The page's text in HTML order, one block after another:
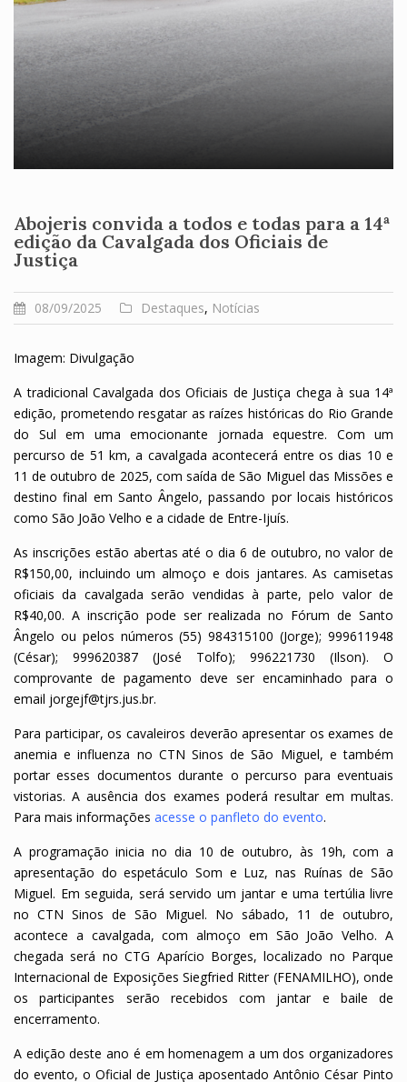
Abojeris convida a todos e todas para a 14ª
edição da Cavalgada dos Oficiais de
Justiça
08/09/2025 Destaques, Notícias
Imagem: Divulgação
A tradicional Cavalgada dos Oficiais de Justiça chega à sua 14ª
edição, prometendo resgatar as raízes históricas do Rio Grande
do Sul em uma emocionante jornada equestre. Com um
percurso de 51 km, a cavalgada acontecerá entre os dias 10 e
11 de outubro de 2025, com saída de São Miguel das Missões e
destino final em Santo Ângelo, passando por locais históricos
como São João Velho e a cidade de Entre-Ijuís.
As inscrições estão abertas até o dia 6 de outubro, no valor de
R$150,00, incluindo um almoço e dois jantares. As camisetas
oficiais da cavalgada serão vendidas à parte, pelo valor de
R$40,00. A inscrição pode ser realizada no Fórum de Santo
Ângelo ou pelos números (55) 984315100 (Jorge); 999611948
(César); 999620387 (José Tolfo); 996221730 (Ilson). O
comprovante de pagamento deve ser encaminhado para o
email jorgejf@tjrs.jus.br.
Para participar, os cavaleiros deverão apresentar os exames de
anemia e influenza no CTN Sinos de São Miguel, e também
portar esses documentos durante o percurso para eventuais
vistorias. A ausência dos exames poderá resultar em multas.
Para mais informações acesse o panfleto do evento.
A programação inicia no dia 10 de outubro, às 19h, com a
apresentação do espetáculo Som e Luz, nas Ruínas de São
Miguel. Em seguida, será servido um jantar e uma tertúlia livre
no CTN Sinos de São Miguel. No sábado, 11 de outubro,
acontece a cavalgada, com almoço em São João Velho. A
chegada será no CTG Aparício Borges, localizado no Parque
Internacional de Exposições Siegfried Ritter (FENAMILHO), onde
os participantes serão recebidos com jantar e baile de
encerramento.
A edição deste ano é em homenagem a um dos organizadores
do evento, o Oficial de Justiça aposentado Antônio César Pinto